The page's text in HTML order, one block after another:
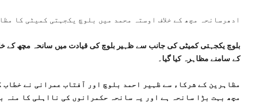
ادھرسانحہ مچھ کے خلاف اوستہ محمد میں بلوچ یکجہتی کمیٹی کا
بلوچ یکجہتی کمیٹی کی جانب سے ظہیر بلوچ کی قیادت میں سانحہ مچھ کے
کے سامنے مظاہرہ کیا گیا۔
مظاہرین کے شرکاء سے ظہیر احمد بلوچ اور آفتاب عمرانی نے خطاب
مچھ بہت بڑا سانحہ ہے اور یہ سانحہ حکمرانوں کی نااہلی کا منہ